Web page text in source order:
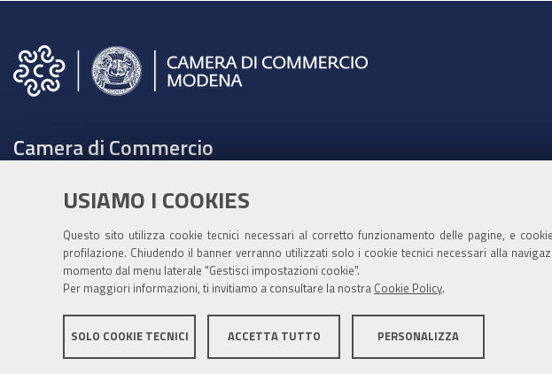
USIAMO I COOKIES
Questo sito utilizza cookie tecnici necessari al corretto funzionamento delle pagine, e
profilazione. Chiudendo il banner verranno utilizzati solo i cookie tecnici necessari alla
momento dal menu laterale "Gestisci impostazioni cookie".
Per maggiori informazioni, ti invitiamo a consultare la nostra Cookie Policy
SOLO COOKIE TECNICI ACCETTA TUTTO PERSONALIZZA
Commercio
di
Modena
giovedì
9
Camera di Commercio
Tel. 059208111 -URP
Contabilità speciale Banca d'Italia:
IT75Q 01000 04306 TU00 0001 3855
Fatt. elettronica - Cod. univoco: XECKYI
cameradicommercio@mo.legalmail.camcom.it